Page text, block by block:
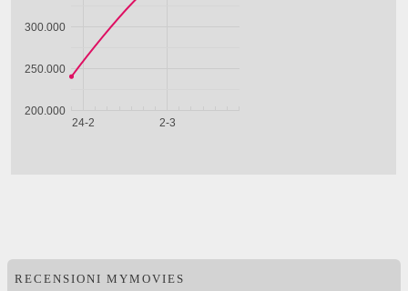
RECENSIONI MYMOVIES